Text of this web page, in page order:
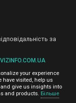
за
користувачів
за правила
На
реклама Google
про
your experience
have visited, help us
give us insights into
and products. Більше